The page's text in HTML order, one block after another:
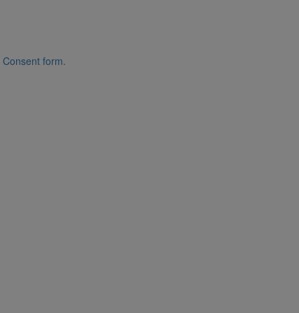
Consent form.